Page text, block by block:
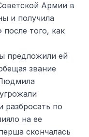
Армии в
и получила
того, как
предложили ей
звание
разбросать по
на ее
скончалась